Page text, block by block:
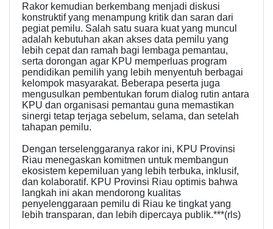
Rakor kemudian berkembang menjadi diskusi
konstruktif yang menampung kritik dan saran dari
pegiat pemilu. Salah satu suara kuat yang muncul
adalah kebutuhan akan akses data pemilu yang
lebih cepat dan ramah bagi lembaga pemantau,
serta dorongan agar KPU memperluas program
pendidikan pemilih yang lebih menyentuh berbagai
kelompok masyarakat. Beberapa peserta juga
mengusulkan pembentukan forum dialog rutin antara
KPU dan organisasi pemantau guna memastikan
sinergi tetap terjaga sebelum, selama, dan setelah
tahapan pemilu.
Dengan terselenggaranya rakor ini, KPU Provinsi
Riau menegaskan komitmen untuk membangun
ekosistem kepemiluan yang lebih terbuka, inklusif,
dan kolaboratif. KPU Provinsi Riau optimis bahwa
langkah ini akan mendorong kualitas
penyelenggaraan pemilu di Riau ke tingkat yang
lebih transparan, dan lebih dipercaya publik.***(rls)